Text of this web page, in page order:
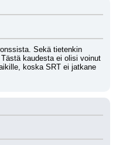
Sekä tietenkin
kaudesta ei olisi voinut
koska SRT ei jatkane